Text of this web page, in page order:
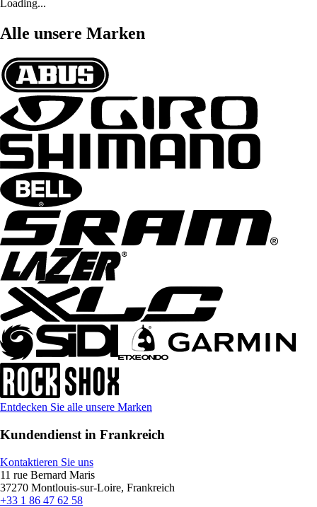
Loading...
Alle unsere Marken
Entdecken Sie alle unsere Marken
Kundendienst in Frankreich
Kontaktieren Sie uns
11 rue Bernard Maris
37270 Montlouis-sur-Loire, Frankreich
+33 1 86 47 62 58